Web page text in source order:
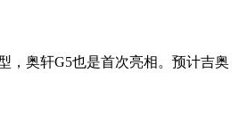
，奥轩G5也是首次亮相。预计吉奥